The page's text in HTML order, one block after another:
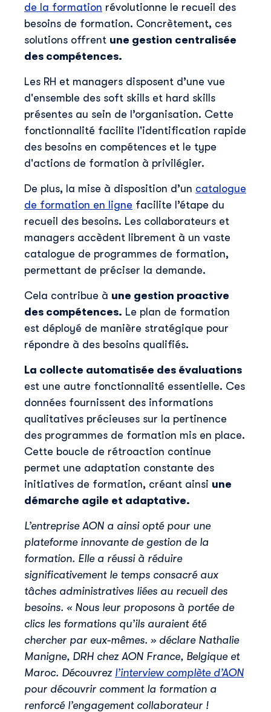
de la formation révolutionne le recueil des
besoins de formation. Concrètement, ces
solutions offrent une gestion centralisée
des compétences.
Les RH et managers disposent d’une vue
d'ensemble des soft skills et hard skills
présentes au sein de l’organisation. Cette
fonctionnalité facilite l'identification rapide
des besoins en compétences et le type
d'actions de formation à privilégier.
De plus, la mise à disposition d’un catalogue
de formation en ligne facilite l’étape du
recueil des besoins. Les collaborateurs et
managers accèdent librement à un vaste
catalogue de programmes de formation,
permettant de préciser la demande.
Cela contribue à une gestion proactive
des compétences. Le plan de formation
est déployé de manière stratégique pour
répondre à des besoins qualifiés.
La collecte automatisée des évaluations
est une autre fonctionnalité essentielle. Ces
données fournissent des informations
qualitatives précieuses sur la pertinence
des programmes de formation mis en place.
Cette boucle de rétroaction continue
permet une adaptation constante des
initiatives de formation, créant ainsi une
démarche agile et adaptative.
L’entreprise AON a ainsi opté pour une
plateforme innovante de gestion de la
formation. Elle a réussi à réduire
significativement le temps consacré aux
tâches administratives liées au recueil des
besoins. « Nous leur proposons à portée de
clics les formations qu’ils auraient été
chercher par eux-mêmes. » déclare Nathalie
Manigne, DRH chez AON France, Belgique et
Maroc. Découvrez l’interview complète d’AON
pour découvrir comment la formation a
renforcé l’engagement collaborateur !